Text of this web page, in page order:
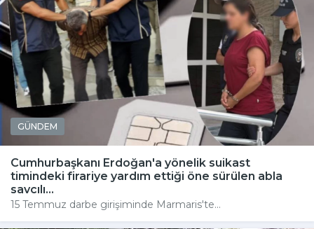
GÜNDEM
Cumhurbaşkanı Erdoğan'a yönelik suikast
timindeki firariye yardım ettiği öne sürülen abla
savcılı...
15 Temmuz darbe girişiminde Marmaris'te...